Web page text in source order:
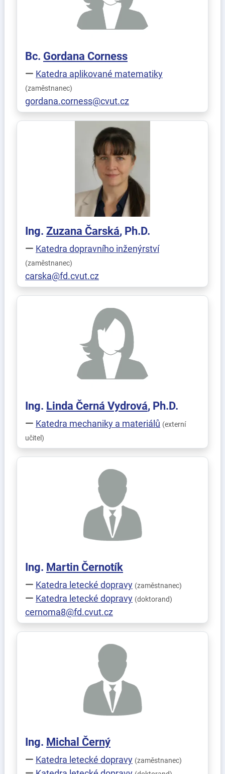
Bc. Gordana Corness
Katedra aplikované matematiky
(zaměstnanec)
gordana.corness@cvut.cz
Ing. Zuzana Čarská, Ph.D.
Katedra dopravního inženýrství
(zaměstnanec)
carska@fd.cvut.cz
Ing. Linda Černá Vydrová, Ph.D.
Katedra mechaniky a materiálů (externí
učitel)
Ing. Martin Černotík
Katedra letecké dopravy (zaměstnanec)
Katedra letecké dopravy (doktorand)
cernoma8@fd.cvut.cz
Ing. Michal Černý
Katedra letecké dopravy (zaměstnanec)